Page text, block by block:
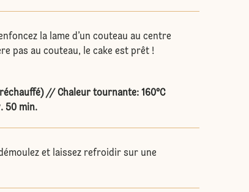
la lame d’un couteau au centre
pas au couteau, le cake est prêt !
// Chaleur tournante: 160°C
50 min.
et laissez refroidir sur une